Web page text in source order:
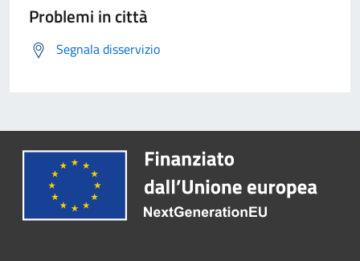
Problemi in città
Segnala disservizio